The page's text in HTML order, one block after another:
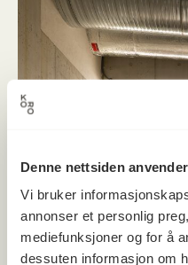
Denne nettsiden
Vi bruker
annonser et personlig
mediefunksjoner og for å
dessuten informasjon om